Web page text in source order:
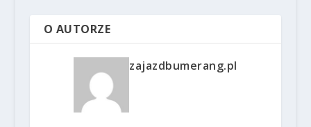
O AUTORZE
zajazdbumerang.pl